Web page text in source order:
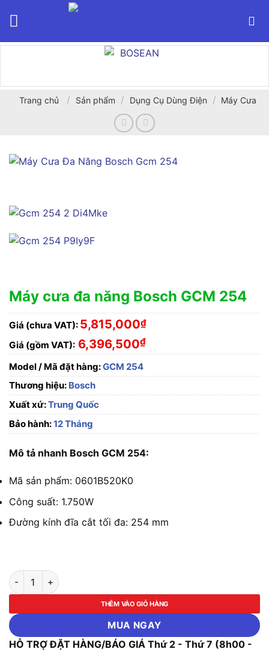
Trang chủ / Sản phẩm / Dụng Cụ Dùng Điện / Máy Cưa
Máy cưa đa năng Bosch GCM 254
Giá (chưa VAT): 5,815,000₫
Giá (gồm VAT): 6,396,500₫
Model / Mã đặt hàng:GCM 254
Thương hiệu: Bosch
Xuất xứ:Trung Quốc
Bảo hành:12 Tháng
Mô tả nhanh Bosch GCM 254:
Mã sản phẩm: 0601B520K0
Công suất: 1.750W
Đường kính đĩa cắt tối đa: 254 mm
Máy cưa đa năng Bosch GCM 254 số lượng
THÊM VÀO GIỎ HÀNG
MUA NGAY
HỖ TRỢ ĐẶT HÀNG/BÁO GIÁ Thứ 2 - Thứ 7 (8h00 -